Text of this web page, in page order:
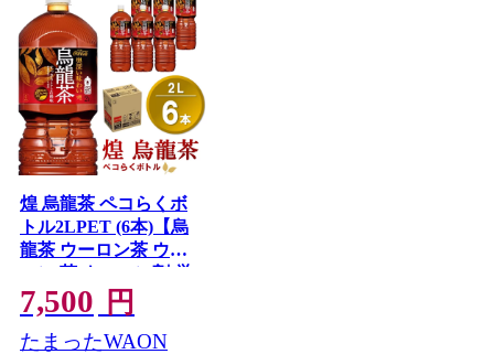
煌 烏龍茶 ペコらくボ
トル2LPET (6本)【烏
龍茶 ウーロン茶 ウー
ロン 茶 ウーロン割 厳
選茶葉 スッキリ 2L 2
リットル 焼肉 ペット
ボトル ペット 備蓄 エ
7,500 円
たまったWAON